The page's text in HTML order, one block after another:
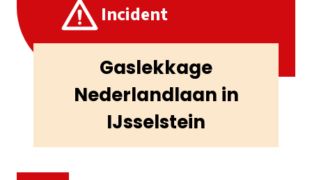
Incident
Gaslekkage
Nederlandlaan in
IJsselstein